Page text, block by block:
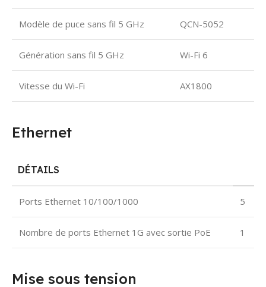
Modèle de puce sans fil 5 GHz QCN-5052
Génération sans fil 5 GHz Wi-Fi 6
Vitesse du Wi-Fi AX1800
Ethernet
DÉTAILS
Ports Ethernet 10/100/1000 5
Nombre de ports Ethernet 1G avec sortie PoE 1
Mise sous tension